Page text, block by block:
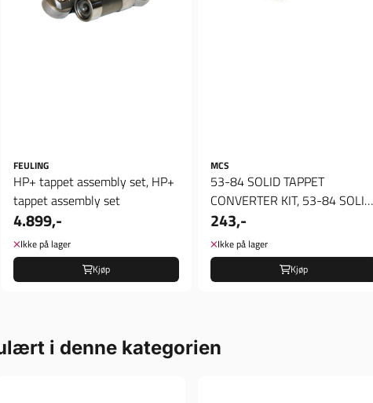
FEULING
HP+ tappet assembly set, HP+
tappet assembly set
4.899,-
Ikke på lager
Kjøp
MCS
53-84 SOLID TAPPET
CONVERTER KIT, 53-84 SOLID
TAPPET CONVERTER KIT
243,-
Ikke på lager
Kjøp
i denne kategorien